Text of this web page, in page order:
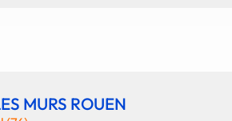
MURS ROUEN